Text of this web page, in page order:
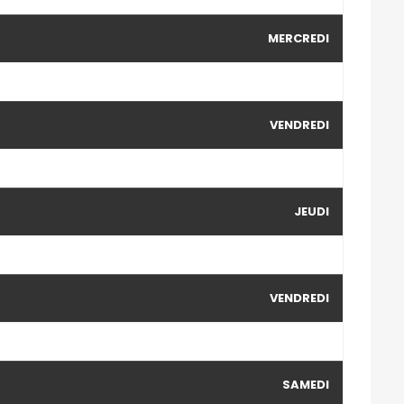
MERCREDI
VENDREDI
JEUDI
VENDREDI
SAMEDI